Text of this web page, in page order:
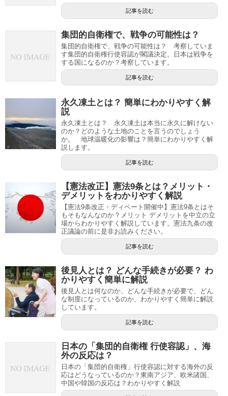
記事を読む
集団的自衛権で、戦争の可能性は？
集団的自衛権で、戦争の可能性は？ 考察していま
す集団的自衛権行使容認が閣議決定。日本は戦争を
する国になるのか？考察しています。
記事を読む
永久凍土とは？ 簡単にわかりやすく解
説
永久凍土とは？ 永久凍土は本当に永久に解けない
のか？どのような土地のことを言うのでしょう
か。 地球温暖化の影響は？簡単にわかりやすく解
説します。
記事を読む
【憲法改正】憲法9条とは？メリット・
デメリットをわかりやすく解説
【憲法9条改正・ディベート開催中】憲法9条とはそ
もそもなんなのか？メリット デメリットを中立の立
場からわかりやすく解説しています。憲法九条の改
正議論の前に是非お読みください。
記事を読む
後見人とは？ どんな手続きが必要？ わ
かりやすく簡単に解説
後見人とは何なのか、どんな手続きが必要で、どん
な制度になっているのか、わかりやすく簡単に解説
しています。
記事を読む
日本の「集団的自衛権 行使容認」、海
外の反応は？
日本の「集団的自衛権」行使容認に対する海外の反
応はどうなっているのか？東南アジア、欧米諸国、
中国や韓国の反応は？わかりやすく解説